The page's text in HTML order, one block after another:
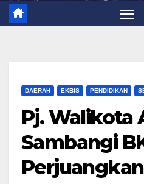
DAERAH EKBIS PENDIDIKAN
Pj. Walikota
Sambangi